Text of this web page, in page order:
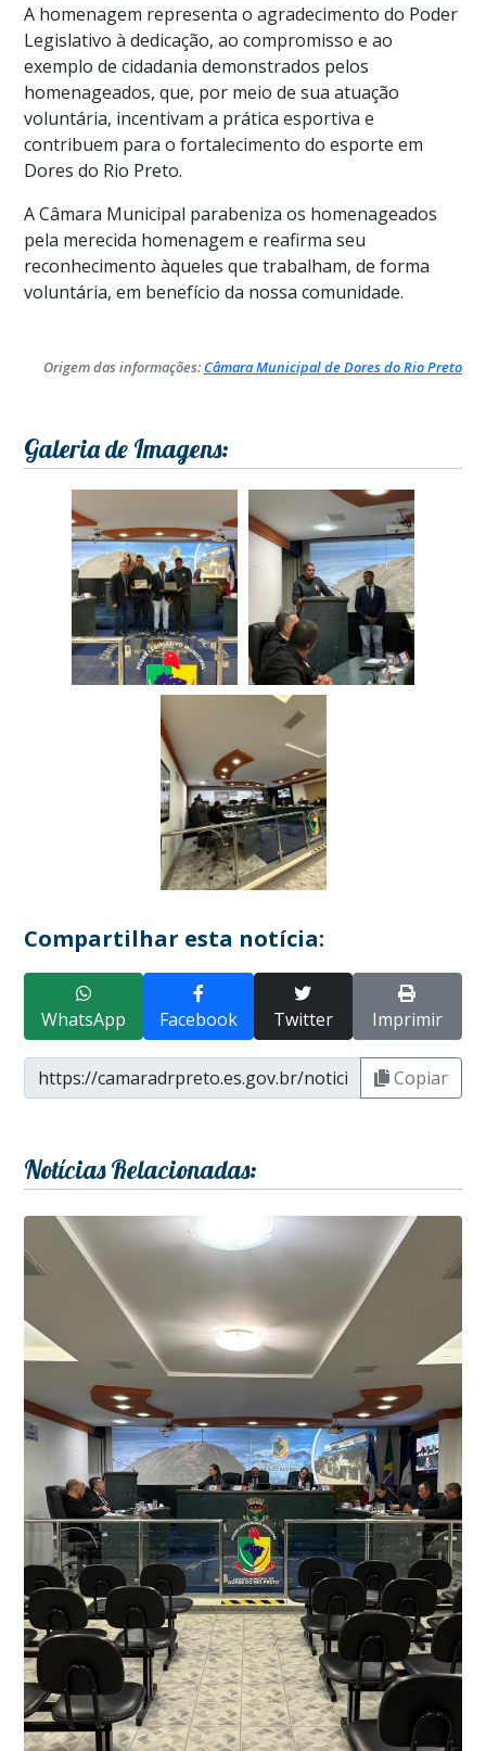
A homenagem representa o agradecimento do Poder
Legislativo à dedicação, ao compromisso e ao
exemplo de cidadania demonstrados pelos
homenageados, que, por meio de sua atuação
voluntária, incentivam a prática esportiva e
contribuem para o fortalecimento do esporte em
Dores do Rio Preto.
A Câmara Municipal parabeniza os homenageados
pela merecida homenagem e reafirma seu
reconhecimento àqueles que trabalham, de forma
voluntária, em benefício da nossa comunidade.
Origem das informações:Câmara Municipal de Dores do Rio Preto
Galeria de Imagens:
Compartilhar esta notícia:
WhatsApp Facebook Twitter Imprimir
Copiar
Notícias Relacionadas: